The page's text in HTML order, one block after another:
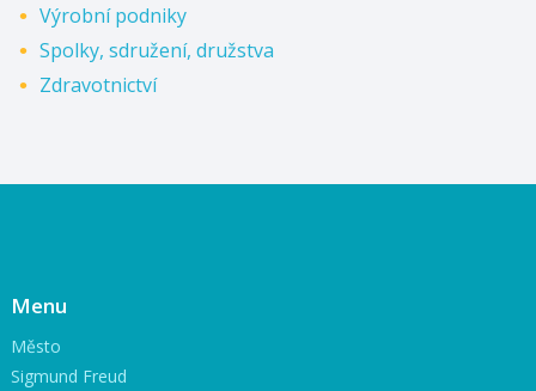
Výrobní podniky
Spolky, sdružení, družstva
Zdravotnictví
Menu
Město
Sigmund Freud